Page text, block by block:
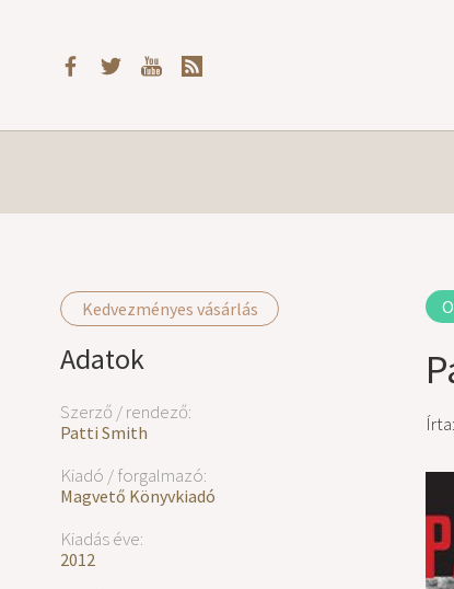
Kedvezményes vásárlás
Adatok
Szerző / rendező:
Patti Smith
Kiadó / forgalmazó:
Magvető Könyvkiadó
Kiadás éve:
2012
Írta: